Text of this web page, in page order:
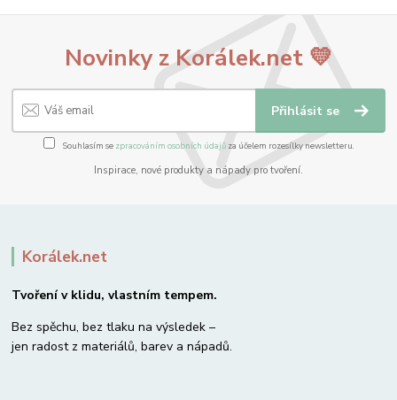
Novinky z Korálek.net 💛
Přihlásit se
Souhlasím se zpracováním osobních údajůza účelem rozesílky newsletteru.
Inspirace, nové produkty a nápady pro tvoření.
Korálek.net
Tvoření v klidu, vlastním tempem.
Bez spěchu, bez tlaku na výsledek –
jen radost z materiálů, barev a nápadů.